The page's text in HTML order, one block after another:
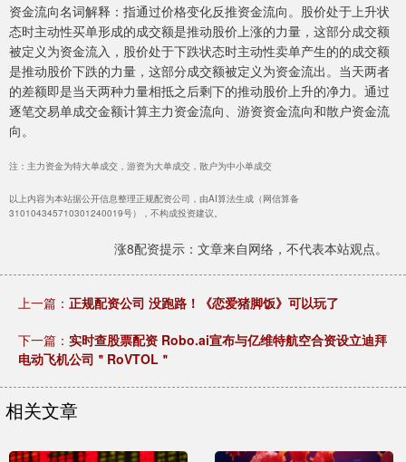
资金流向名词解释：指通过价格变化反推资金流向。股价处于上升状
态时主动性买单形成的成交额是推动股价上涨的力量，这部分成交额
被定义为资金流入，股价处于下跌状态时主动性卖单产生的的成交额
是推动股价下跌的力量，这部分成交额被定义为资金流出。当天两者
的差额即是当天两种力量相抵之后剩下的推动股价上升的净力。通过
逐笔交易单成交金额计算主力资金流向、游资资金流向和散户资金流
向。
注：主力资金为特大单成交，游资为大单成交，散户为中小单成交
以上内容为本站据公开信息整理正规配资公司，由AI算法生成（网信算备
310104345710301240019号），不构成投资建议。
涨8配资提示：文章来自网络，不代表本站观点。
上一篇： 正规配资公司 没跑路！《恋爱猪脚饭》可以玩了
下一篇： 实时查股票配资 Robo.ai宣布与亿维特航空合资设立迪拜
电动飞机公司＂RoVTOL＂
相关文章